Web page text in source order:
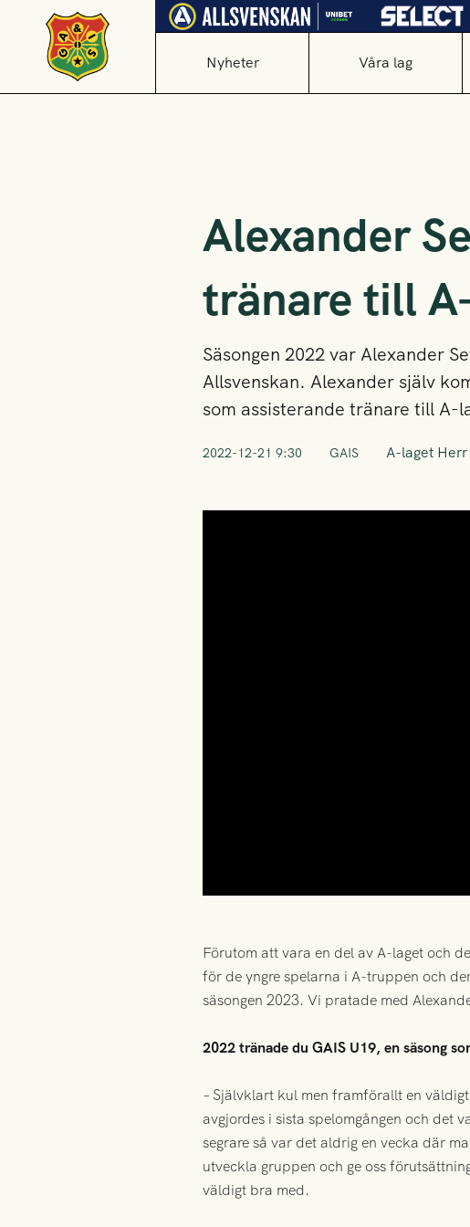
Nyheter Våra lag
Alexander
tränare till
Säsongen 2022 var Alexander
Allsvenskan. Alexander själv
som assisterande tränare till A-
2022-12-21 9:30 GAIS A-laget Herr
Förutom att vara en del av A-laget och
för de yngre spelarna i A-truppen och
säsongen 2023. Vi pratade med
2022 tränade du GAIS U19, en säsong
– Självklart kul men framförallt en
avgjordes i sista spelomgången och det
segrare så var det aldrig en vecka där
utveckla gruppen och ge oss
väldigt bra med.